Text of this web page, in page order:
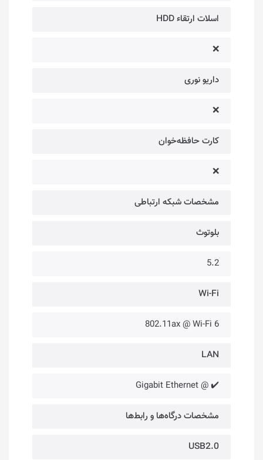
اسلات ارتقاء HDD
❌
داریو نوری
❌
کارت حافظه‌خوان
❌
مشخصات شبکه ارتباطی
بلوتوث
5.2
Wi-Fi
802.11ax @ Wi-Fi 6
LAN
✔️ @ Gigabit Ethernet
مشخصات درگاه‌ها و رابط‌ها
USB2.0